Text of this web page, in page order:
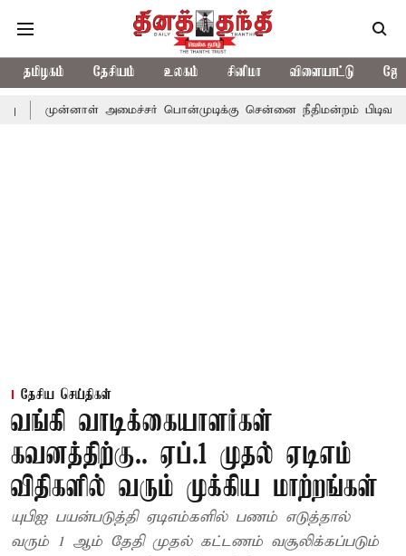
தமிழகம் தேசியம் உலகம் சினிமா விளையாட்டு
அமைச்சர் பொன்முடிக்கு சென்னை நீதிமன்றம் பிடிவாராண்ட்
தேசிய செய்திகள்
வங்கி வாடிக்கையாளர்கள்
கவனத்திற்கு.. ஏப்.1 முதல் ஏடிஎம்
விதிகளில் வரும் முக்கிய மாற்றங்கள்
யுபிஐ பயன்படுத்தி ஏடிஎம்களில் பணம் எடுத்தால்
வரும் 1 ஆம் தேதி முதல் கட்டணம் வசூலிக்கப்படும்